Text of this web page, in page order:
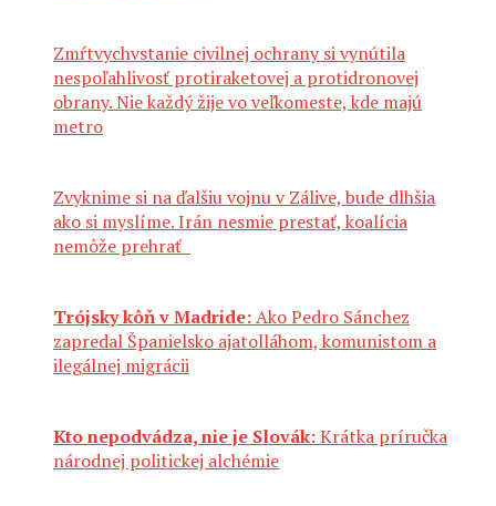
Zmŕtvychvstanie civilnej ochrany si vynútila
nespoľahlivosť protiraketovej a protidronovej
obrany. Nie každý žije vo veľkomeste, kde majú
metro
Zvyknime si na ďalšiu vojnu v Zálive, bude dlhšia
ako si myslíme. Irán nesmie prestať, koalícia
nemôže prehrať
Trójsky kôň v Madride:Ako Pedro Sánchez
zapredal Španielsko ajatolláhom, komunistom a
ilegálnej migrácii
Kto nepodvádza, nie je Slovák:Krátka príručka
národnej politickej alchémie